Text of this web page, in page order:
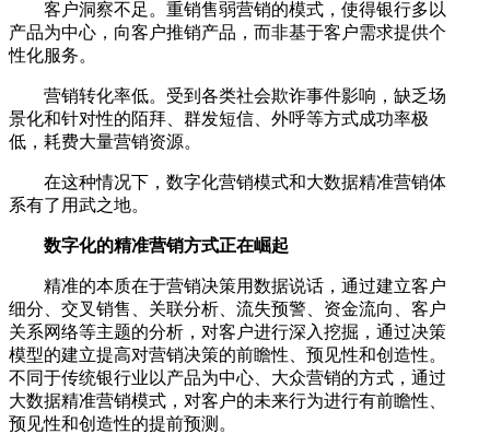
客户洞察不足。重销售弱营销的模式，使得银行多以
产品为中心，向客户推销产品，而非基于客户需求提供个
性化服务。
营销转化率低。受到各类社会欺诈事件影响，缺乏场
景化和针对性的陌拜、群发短信、外呼等方式成功率极
低，耗费大量营销资源。
在这种情况下，数字化营销模式和大数据精准营销体
系有了用武之地。
数字化的精准营销方式正在崛起
精准的本质在于营销决策用数据说话，通过建立客户
细分、交叉销售、关联分析、流失预警、资金流向、客户
关系网络等主题的分析，对客户进行深入挖掘，通过决策
模型的建立提高对营销决策的前瞻性、预见性和创造性。
不同于传统银行业以产品为中心、大众营销的方式，通过
大数据精准营销模式，对客户的未来行为进行有前瞻性、
预见性和创造性的提前预测。